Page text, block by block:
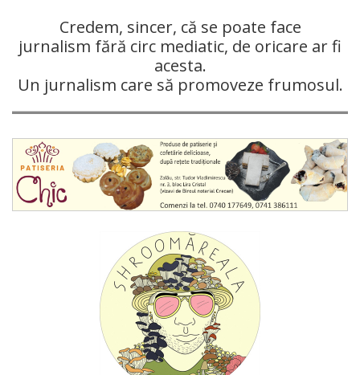
Credem, sincer, că se poate face
jurnalism fără circ mediatic, de oricare ar fi
acesta.
Un jurnalism care să promoveze frumosul.